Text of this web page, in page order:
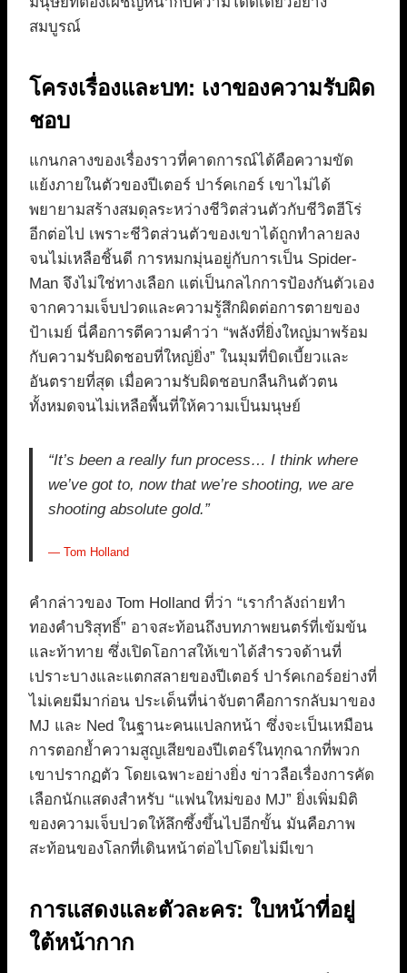
สมบูรณ์
โครงเรื่องและบท: เงาของความรับผิด
ชอบ
แกนกลางของเรื่องราวที่คาดการณ์ได้คือความขัด
แย้งภายในตัวของปีเตอร์ ปาร์คเกอร์ เขาไม่ได้
พยายามสร้างสมดุลระหว่างชีวิตส่วนตัวกับชีวิตฮีโร่
อีกต่อไป เพราะชีวิตส่วนตัวของเขาได้ถูกทำลายลง
จนไม่เหลือชิ้นดี การหมกมุ่นอยู่กับการเป็น Spider-
Man จึงไม่ใช่ทางเลือก แต่เป็นกลไกการป้องกันตัวเอง
จากความเจ็บปวดและความรู้สึกผิดต่อการตายของ
ป้าเมย์ นี่คือการตีความคำว่า “พลังที่ยิ่งใหญ่มาพร้อม
กับความรับผิดชอบที่ใหญ่ยิ่ง” ในมุมที่บิดเบี้ยวและ
อันตรายที่สุด เมื่อความรับผิดชอบกลืนกินตัวตน
ทั้งหมดจนไม่เหลือพื้นที่ให้ความเป็นมนุษย์
“It’s been a really fun process… I think where
we’ve got to, now that we’re shooting, we are
shooting absolute gold.”
— Tom Holland
คำกล่าวของ Tom Holland ที่ว่า “เรากำลังถ่ายทำ
ทองคำบริสุทธิ์” อาจสะท้อนถึงบทภาพยนตร์ที่เข้มข้น
และท้าทาย ซึ่งเปิดโอกาสให้เขาได้สำรวจด้านที่
เปราะบางและแตกสลายของปีเตอร์ ปาร์คเกอร์อย่างที่
ไม่เคยมีมาก่อน ประเด็นที่น่าจับตาคือการกลับมาของ
MJ และ Ned ในฐานะคนแปลกหน้า ซึ่งจะเป็นเหมือน
การตอกย้ำความสูญเสียของปีเตอร์ในทุกฉากที่พวก
เขาปรากฏตัว โดยเฉพาะอย่างยิ่ง ข่าวลือเรื่องการคัด
เลือกนักแสดงสำหรับ “แฟนใหม่ของ MJ” ยิ่งเพิ่มมิติ
ของความเจ็บปวดให้ลึกซึ้งขึ้นไปอีกขั้น มันคือภาพ
สะท้อนของโลกที่เดินหน้าต่อไปโดยไม่มีเขา
การแสดงและตัวละคร: ใบหน้าที่อยู่
ใต้หน้ากาก